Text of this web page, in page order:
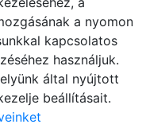
E-learning
a nyomon
kapcsolatos
használjuk.
által nyújtott
beállításait.